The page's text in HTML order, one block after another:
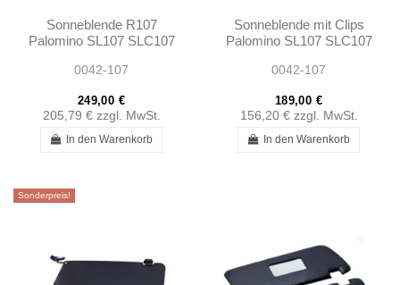
Sonneblende R107
Palomino SL107 SLC107
0042-107
249,00 €
205,79 € zzgl. MwSt.
In den Warenkorb
Sonneblende mit Clips
Palomino SL107 SLC107
0042-107
189,00 €
156,20 € zzgl. MwSt.
In den Warenkorb
Sonderpreis!